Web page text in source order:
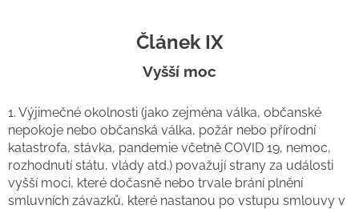
Článek IX
Vyšší moc
1. Výjimečné okolnosti (jako zejména válka, občanské
nepokoje nebo občanská válka, požár nebo přírodní
katastrofa, stávka, pandemie včetně COVID 19, nemoc,
rozhodnutí státu, vlády atd.) považují strany za události
vyšší moci, které dočasně nebo trvale brání plnění
smluvních závazků, které nastanou po vstupu smlouvy v